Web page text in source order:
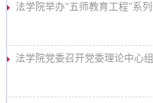
法学院举办“五师教育工程”系
法学院党委召开党委理论中心